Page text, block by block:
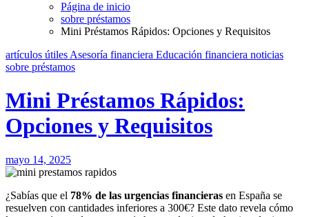
Página de inicio
sobre préstamos
Mini Préstamos Rápidos: Opciones y Requisitos
artículos útiles Asesoría financiera Educación financiera noticias
sobre préstamos
Mini Préstamos Rápidos:
Opciones y Requisitos
mayo 14, 2025
¿Sabías que el 78% de las urgencias financieras en España se
resuelven con cantidades inferiores a 300€? Este dato revela cómo